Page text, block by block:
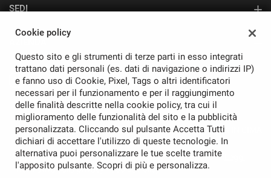
SEDI
Sede di Monza
Contatti
TORNA IN CIMA
Copyright © 2026 Pachimotors Srl - P.IVA 11037870968 -
l'informativa sulla privacy-Cookie Policy
Cookie policy
Questo sito e gli strumenti di terze parti in esso integrati
trattano dati personali (es. dati di navigazione o indirizzi IP)
e fanno uso di Cookie, Pixel, Tags o altri identificatori
necessari per il funzionamento e per il raggiungimento
delle finalità descritte nella cookie policy, tra cui il
miglioramento delle funzionalità del sito e la pubblicità
personalizzata. Cliccando sul pulsante Accetta Tutti
dichiari di accettare l'utilizzo di queste tecnologie. In
alternativa puoi personalizzare le tue scelte tramite
l'apposito pulsante. Scopri di più e personalizza.